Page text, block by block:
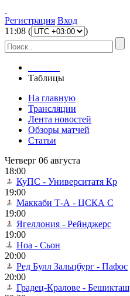
Регистрация Вход
11 :08 ( )
Таблицы
На главную
Трансляции
Лента новостей
Обзоры матчей
Статьи
Четверг 06 августа
18:00
КуПС - Университатя Кр
19:00
Маккаби Т-А - ЦСКА С
19:00
Ягеллония - Рейнджерс
19:00
Ноа - Сьон
20:00
Ред Булл Зальцбург - Пафос
20:00
Градец-Кралове - Бешикташ